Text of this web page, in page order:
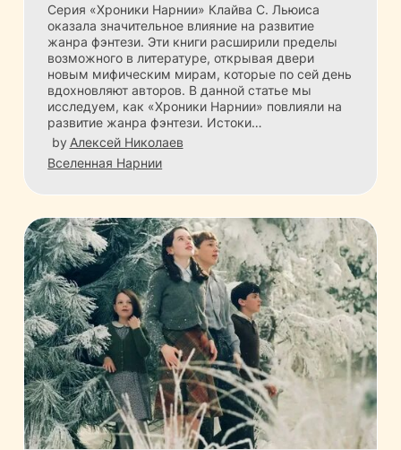
Серия «Хроники Нарнии» Клайва С. Льюиса
оказала значительное влияние на развитие
жанра фэнтези. Эти книги расширили пределы
возможного в литературе, открывая двери
новым мифическим мирам, которые по сей день
вдохновляют авторов. В данной статье мы
исследуем, как «Хроники Нарнии» повлияли на
развитие жанра фэнтези. Истоки…
by Алексей Николаев
Вселенная Нарнии